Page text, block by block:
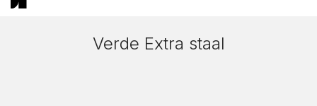
Verde Extra staal